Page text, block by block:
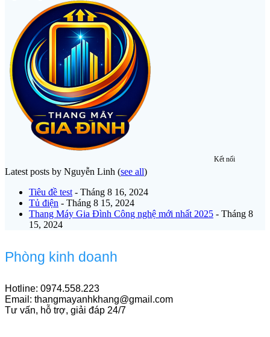
Kết nối
Latest posts by Nguyễn Linh (see all)
Tiêu đề test - Tháng 8 16, 2024
Tủ điện - Tháng 8 15, 2024
Thang Máy Gia Đình Công nghệ mới nhất 2025 - Tháng 8
15, 2024
Phòng kinh doanh
Hotline: 0974.558.223
Email: thangmayanhkhang@gmail.com
Tư vấn, hỗ trợ, giải đáp 24/7